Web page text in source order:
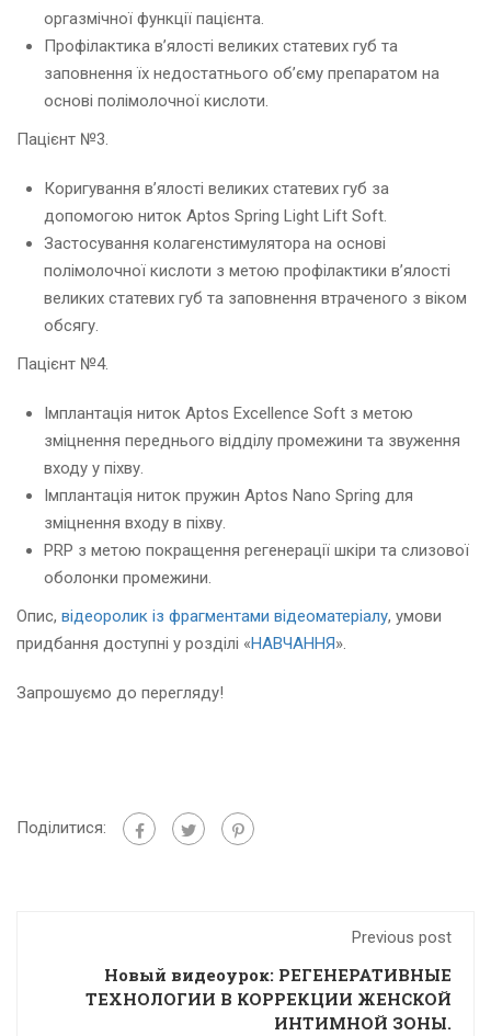
оргазмічної функції пацієнта.
Профілактика в’ялості великих статевих губ та
заповнення їх недостатнього об’єму препаратом на
основі полімолочної кислоти.
Пацієнт №3.
Коригування в’ялості великих статевих губ за
допомогою ниток Aptos Spring Light Lift Soft.
Застосування колагенстимулятора на основі
полімолочної кислоти з метою профілактики в’ялості
великих статевих губ та заповнення втраченого з віком
обсягу.
Пацієнт №4.
Імплантація ниток Аptos Excellence Soft з метою
зміцнення переднього відділу промежини та звуження
входу у піхву.
Імплантація ниток пружин Аptos Nano Spring для
зміцнення входу в піхву.
PRP з метою покращення регенерації шкіри та слизової
оболонки промежини.
Опис, відеоролик із фрагментами відеоматеріалу, умови
придбання доступні у розділі «НАВЧАННЯ».
Запрошуємо до перегляду!
Поділитися:
Previous post
Новый видеоурок: РЕГЕНЕРАТИВНЫЕ
ТЕХНОЛОГИИ В КОРРЕКЦИИ ЖЕНСКОЙ
ИНТИМНОЙ ЗОНЫ.